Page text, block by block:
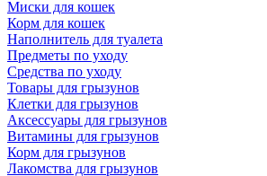
Миски для кошек
Корм для кошек
Наполнитель для туалета
Предметы по уходу
Средства по уходу
Товары для грызунов
Клетки для грызунов
Аксессуары для грызунов
Витамины для грызунов
Корм для грызунов
Лакомства для грызунов